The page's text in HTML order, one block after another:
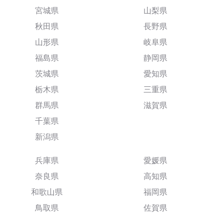
宮城県
秋田県
山形県
福島県
茨城県
栃木県
群馬県
千葉県
新潟県
山梨県
長野県
岐阜県
静岡県
愛知県
三重県
滋賀県
兵庫県
奈良県
和歌山県
鳥取県
愛媛県
高知県
福岡県
佐賀県